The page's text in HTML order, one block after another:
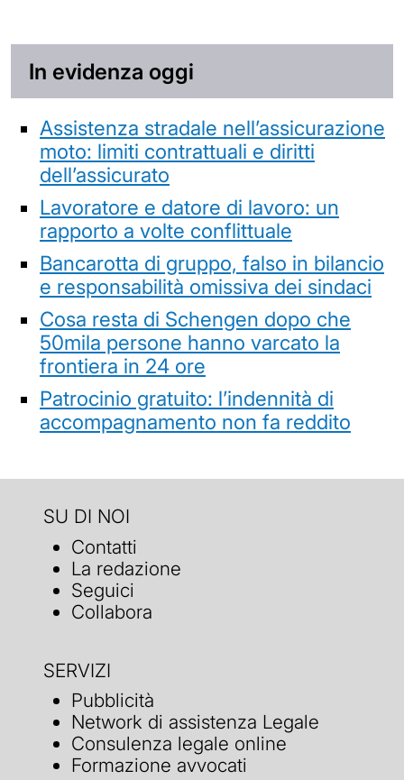
In evidenza oggi
Assistenza stradale nell’assicurazione
moto: limiti contrattuali e diritti
dell’assicurato
Lavoratore e datore di lavoro: un
rapporto a volte conflittuale
Bancarotta di gruppo, falso in bilancio
e responsabilità omissiva dei sindaci
Cosa resta di Schengen dopo che
50mila persone hanno varcato la
frontiera in 24 ore
Patrocinio gratuito: l’indennità di
accompagnamento non fa reddito
SU DI NOI
Contatti
La redazione
Seguici
Collabora
SERVIZI
Pubblicità
Network di assistenza Legale
Consulenza legale online
Formazione avvocati